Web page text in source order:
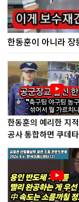
한동훈이 아니라
한동훈의 예리한 지
공사 통합하면 쿠데
다"